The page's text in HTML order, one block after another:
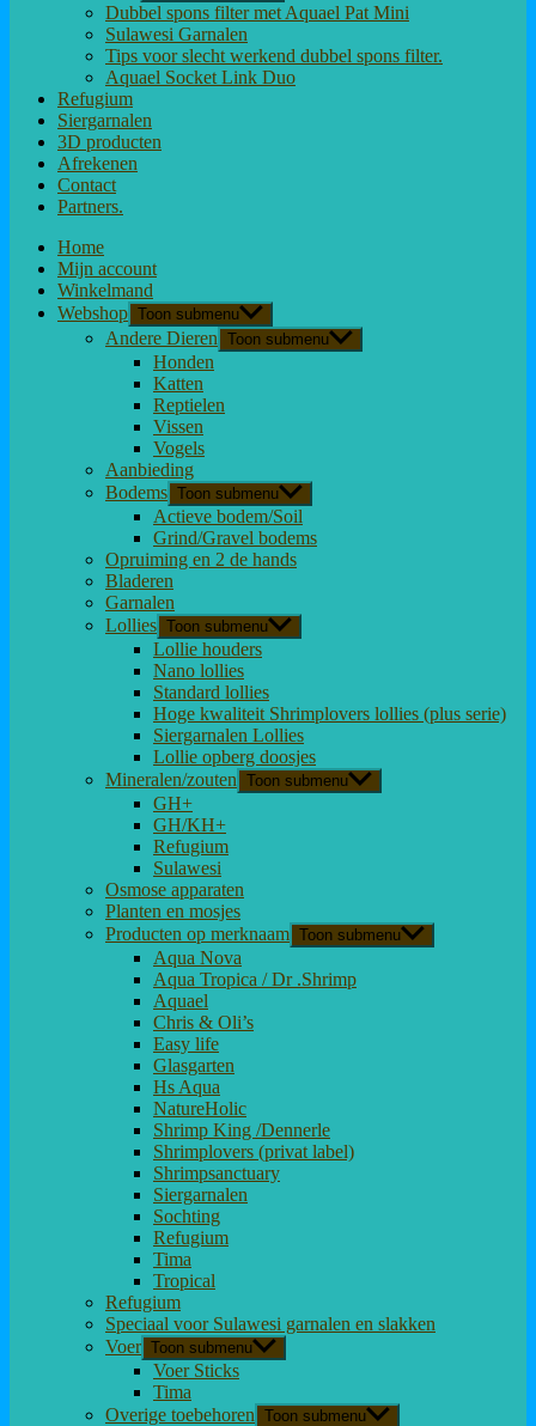
Dubbel spons filter met Aquael Pat Mini
Sulawesi Garnalen
Tips voor slecht werkend dubbel spons filter.
Aquael Socket Link Duo
Refugium
Siergarnalen
3D producten
Afrekenen
Contact
Partners.
Home
Mijn account
Winkelmand
Webshop Toon submenu
Andere Dieren Toon submenu
Honden
Katten
Reptielen
Vissen
Vogels
Aanbieding
Bodems Toon submenu
Actieve bodem/Soil
Grind/Gravel bodems
Opruiming en 2 de hands
Bladeren
Garnalen
Lollies Toon submenu
Lollie houders
Nano lollies
Standard lollies
Hoge kwaliteit Shrimplovers lollies (plus serie)
Siergarnalen Lollies
Lollie opberg doosjes
Mineralen/zouten Toon submenu
GH+
GH/KH+
Refugium
Sulawesi
Osmose apparaten
Planten en mosjes
Producten op merknaam Toon submenu
Aqua Nova
Aqua Tropica / Dr .Shrimp
Aquael
Chris & Oli’s
Easy life
Glasgarten
Hs Aqua
NatureHolic
Shrimp King /Dennerle
Shrimplovers (privat label)
Shrimpsanctuary
Siergarnalen
Sochting
Refugium
Tima
Tropical
Refugium
Speciaal voor Sulawesi garnalen en slakken
Voer Toon submenu
Voer Sticks
Tima
Overige toebehoren Toon submenu